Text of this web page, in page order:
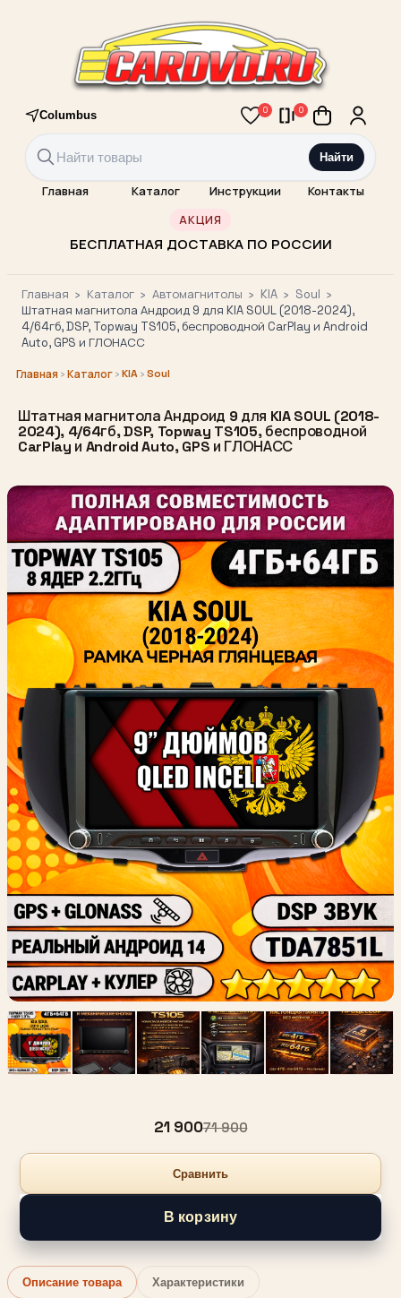
Columbus 0 0
Найти
Главная Каталог Инструкции Контакты
АКЦИЯ
БЕСПЛАТНАЯ ДОСТАВКА ПО РОССИИ
Главная › Каталог › Автомагнитолы › KIA › Soul ›
Штатная магнитола Андроид 9 для KIA SOUL (2018-2024),
4/64гб, DSP, Topway TS105, беспроводной CarPlay и Android
Auto, GPS и ГЛОНАСС
Главная ›Каталог›KIA›Soul
Штатная магнитола Андроид 9 для KIA SOUL (2018-
2024), 4/64гб, DSP, Topway TS105, беспроводной
CarPlay и Android Auto, GPS и ГЛОНАСС
21 90071 900
Сравнить
В корзину
Описание товара Характеристики